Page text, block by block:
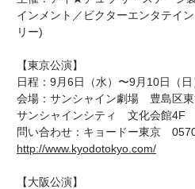
インメント／ビクターエンタテイ
リー)
【東京公演】
日程：9月6日（水）〜9月10日（
会場：サンシャイン劇場 豊島区
サンシャインシティ 文化会館4F
問い合わせ：キョードー東京
http://www.kyodotokyo.com/
【大阪公演】